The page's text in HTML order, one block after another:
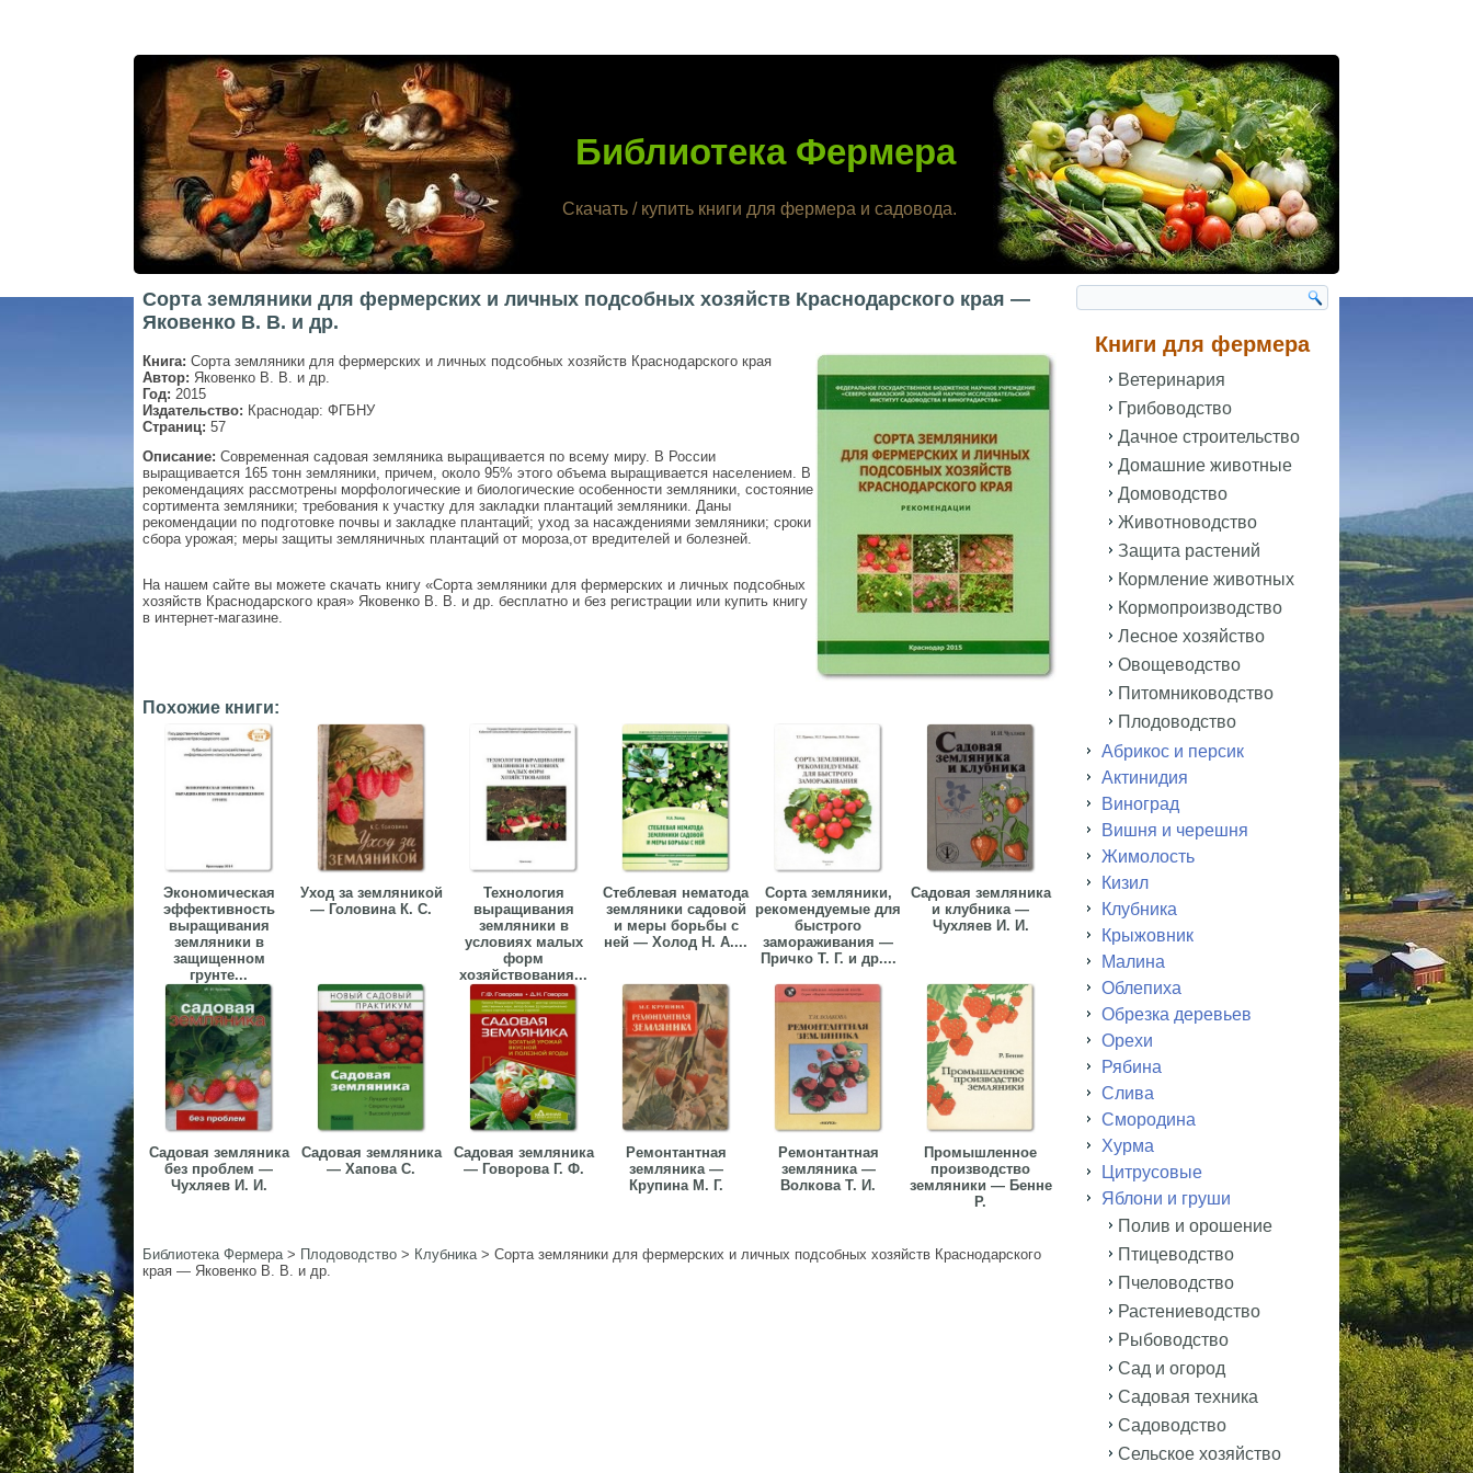
Библиотека Фермера
Скачать / купить книги для фермера и садовода.
Сорта земляники для фермерских и личных подсобных хозяйств Краснодарского края —
Яковенко В. В. и др.
Книга: Сорта земляники для фермерских и личных подсобных хозяйств Краснодарского края
Автор: Яковенко В. В. и др.
Год: 2015
Издательство: Краснодар: ФГБНУ
Страниц: 57
Описание: Современная садовая земляника выращивается по всему миру. В России
выращивается 165 тонн земляники, причем, около 95% этого объема выращивается населением. В
рекомендациях рассмотрены морфологические и биологические особенности земляники, состояние
сортимента земляники; требования к участку для закладки плантаций земляники. Даны
рекомендации по подготовке почвы и закладке плантаций; уход за насаждениями земляники; сроки
сбора урожая; меры защиты земляничных плантаций от мороза,от вредителей и болезней.
На нашем сайте вы можете скачать книгу «Сорта земляники для фермерских и личных подсобных
хозяйств Краснодарского края» Яковенко В. В. и др. бесплатно и без регистрации или купить книгу
в интернет-магазине.
Похожие книги:
Экономическая
эффективность
выращивания
земляники в
защищенном
грунте...
Уход за земляникой
— Головина К. С.
Технология
выращивания
земляники в
условиях малых
форм
хозяйствования...
Стеблевая нематода
земляники садовой
и меры борьбы с
ней — Холод H. A....
Сорта земляники,
рекомендуемые для
быстрого
замораживания —
Причко Т. Г. и др....
Садовая земляника
и клубника —
Чухляев И. И.
Садовая земляника
без проблем —
Чухляев И. И.
Садовая земляника
— Хапова С.
Садовая земляника
— Говорова Г. Ф.
Ремонтантная
земляника —
Крупина М. Г.
Ремонтантная
земляника —
Волкова Т. И.
Промышленное
производство
земляники — Бенне
Р.
Библиотека Фермера> Плодоводство > Клубника> Сорта земляники для фермерских и личных подсобных хозяйств Краснодарского
края — Яковенко В. В. и др.
Книги для фермера
Ветеринария
Грибоводство
Дачное строительство
Домашние животные
Домоводство
Животноводство
Защита растений
Кормление животных
Кормопроизводство
Лесное хозяйство
Овощеводство
Питомниководство
Плодоводство
Абрикос и персик
Актинидия
Виноград
Вишня и черешня
Жимолость
Кизил
Клубника
Крыжовник
Малина
Облепиха
Обрезка деревьев
Орехи
Рябина
Слива
Смородина
Хурма
Цитрусовые
Яблони и груши
Полив и орошение
Птицеводство
Пчеловодство
Растениеводство
Рыбоводство
Сад и огород
Садовая техника
Садоводство
Сельское хозяйство